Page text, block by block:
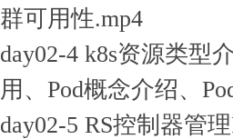
群可用性.mp4
day02-4 k8s资源类型
用、Pod概念介绍、
day02-5 RS控制器管